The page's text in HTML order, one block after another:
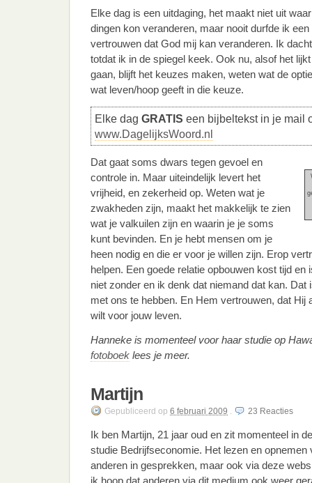
Elke dag is een uitdaging, het maakt niet uit
dingen kon veranderen, maar nooit durfde ik
vertrouwen dat God mij kan veranderen. Ik
totdat ik in de spiegel keek. Ook nu, alsof het
gaan, blijft het keuzes maken, weten wat de
wat leven/hoop geeft in die keuze.
Elke dag GRATIS een bijbeltekst in je mail
www.DagelijksWoord.nl
Dat gaat soms dwars tegen gevoel en
controle in. Maar uiteindelijk levert het
vrijheid, en zekerheid op. Weten wat je
zwakheden zijn, maakt het makkelijk te zien
wat je valkuilen zijn en waarin je je soms
kunt bevinden. En je hebt mensen om je
heen nodig en die er voor je willen zijn. Erop
helpen. Een goede relatie opbouwen kost tijd
niet zonder en ik denk dat niemand dat kan. Dat
met ons te hebben. En Hem vertrouwen, dat Hij
wilt voor jouw leven.
Hanneke is momenteel voor haar studie op
fotoboek lees je meer.
Martijn
Gepubliceerd op 6 februari 2009 . 23 Reacties
Ik ben Martijn, 21 jaar oud en zit momenteel in
studie Bedrijfseconomie. Het lezen en opnemen
anderen in gesprekken, maar ook via deze
ik hoop dat anderen via dit medium ook weer